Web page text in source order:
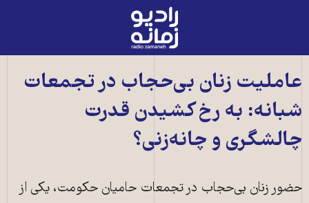
رادیو
زمانه
صفحه
اصلی
عاملیت زنان بی‌حجاب در تجمعات
شبانه: به رخ کشیدن قدرت
چالشگری و چانه‌زنی؟
حضور زنان بی‌حجاب در تجمعات حامیان حکومت، یکی از